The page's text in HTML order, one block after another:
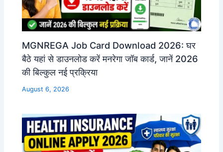
MGNREGA Job Card Download 2026: घर
बैठे यहां से डाउनलोड करें मनरेगा जॉब कार्ड, जानें 2026
की बिल्कुल नई प्रक्रिया
August 6, 2026